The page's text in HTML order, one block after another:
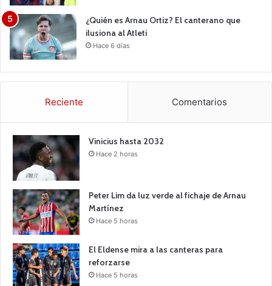
¿Quién es Arnau Ortiz? El canterano que
ilusiona al Atleti
Hace 6 días
Reciente Comentarios
Vinicius hasta 2032
Hace 2 horas
Peter Lim da luz verde al fichaje de Arnau
Martínez
Hace 5 horas
El Eldense mira a las canteras para
reforzarse
Hace 5 horas